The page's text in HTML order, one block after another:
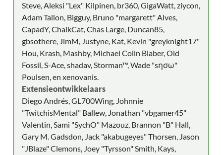
Steve, Aleksi "Lex" Kilpinen, br360, GigaWatt, ziycon,
Adam Tallon, Bigguy, Bruno "margarett" Alves,
CapadY, ChalkCat, Chas Large, Duncan85,
gbsothere, JimM, Justyne, Kat, Kevin "greyknight17"
Hou, Krash, Mashby, Michael Colin Blaber, Old
Fossil, S-Ace, shadav, Storman™, Wade "sησω"
Poulsen, en xenovanis.
Extensieontwikkelaars
Diego Andrés, GL700Wing, Johnnie
"TwitchisMental" Ballew, Jonathan "vbgamer45"
Valentin, Sami "SychO" Mazouz, Brannon "B" Hall,
Gary M. Gadsdon, Jack "akabugeyes" Thorsen, Jason
"JBlaze" Clemons, Joey "Tyrsson" Smith, Kays,